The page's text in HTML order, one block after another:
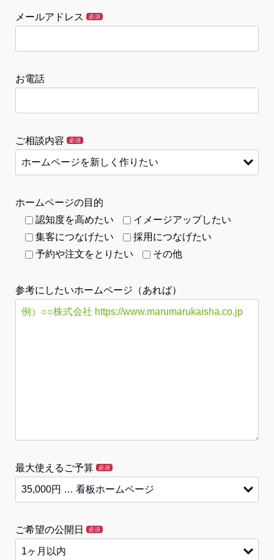
メールアドレス 必須
お電話
ご相談内容 必須
ホームページの目的
認知度を高めたい
イメージアップしたい
集客につなげたい
採用につなげたい
予約や注文をとりたい
その他
参考にしたいホームページ（あれば）
最大使えるご予算 必須
ご希望の公開日 必須